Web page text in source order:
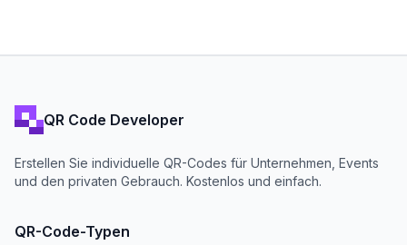
QR Code Developer
Erstellen Sie individuelle QR-Codes für Unternehmen, Events
und den privaten Gebrauch. Kostenlos und einfach.
QR-Code-Typen